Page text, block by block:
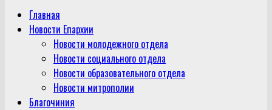
Главная
Новости Епархии
Новости молодежного отдела
Новости социального отдела
Новости образовательного отдела
Новости митрополии
Благочиния